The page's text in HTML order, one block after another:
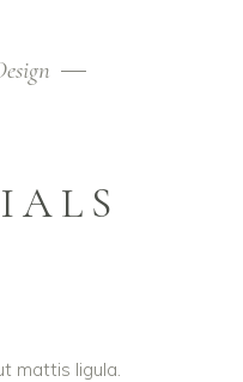
mattis ligula.